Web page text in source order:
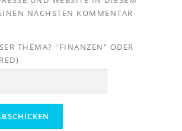
NÄCHSTEN KOMMENTAR
THEMA? "FINANZEN" ODER